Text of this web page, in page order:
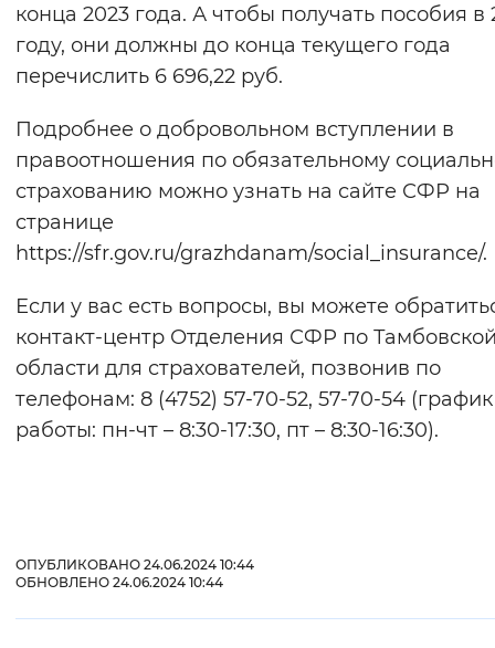
конца 2023 года. А чтобы получать пособия в
году, они должны до конца текущего года
перечислить 6 696,22 руб.
Подробнее о добровольном вступлении в
правоотношения по обязательному
страхованию можно узнать на сайте СФР на
странице
https://sfr.gov.ru/grazhdanam/social_insurance/.
Если у вас есть вопросы, вы можете
контакт-центр Отделения СФР по
области для страхователей, позвонив по
телефонам: 8 (4752) 57-70-52, 57-70-54 (график
работы: пн-чт – 8:30-17:30, пт – 8:30-16:30).
ОПУБЛИКОВАНО 24.06.2024 10:44
ОБНОВЛЕНО 24.06.2024 10:44